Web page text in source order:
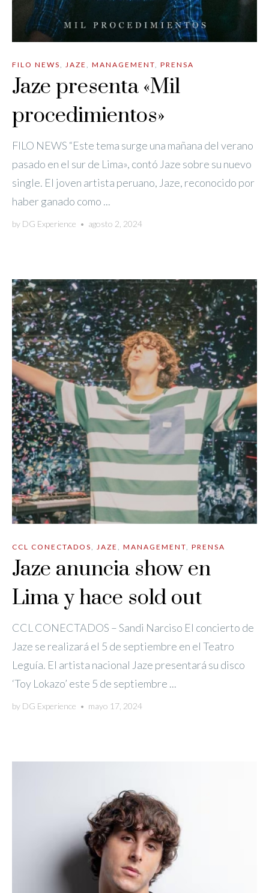
FILO NEWS, JAZE , MANAGEMENT, PRENSA
Jaze presenta «Mil
procedimientos»
FILO NEWS “Este tema surge una mañana del verano
pasado en el sur de Lima», contó Jaze sobre su nuevo
single. El joven artista peruano, Jaze, reconocido por
haber ganado como ...
by DG Experience • agosto 2, 2024
CCL CONECTADOS, JAZE , MANAGEMENT, PRENSA
Jaze anuncia show en
Lima y hace sold out
CCL CONECTADOS – Sandi Narciso El concierto de
Jaze se realizará el 5 de septiembre en el Teatro
Leguía. El artista nacional Jaze presentará su disco
‘Toy Lokazo’ este 5 de septiembre ...
by DG Experience • mayo 17, 2024